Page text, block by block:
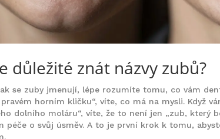
důležité znát názvy zubů?
se zuby jmenují, lépe rozumíte tomu, co vám
horním kličku“, víte, co má na mysli. Když
dolního moláru“, víte, že to není jen „zub, který
péče o svůj úsměv. A to je první krok k tomu,